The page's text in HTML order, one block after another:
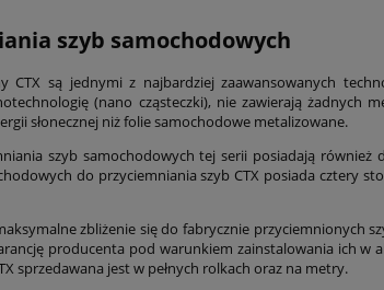
szyb samochodowych
CTX są jednymi z najbardziej zaawansowanych
(nano cząsteczki), nie zawierają żadnych
słonecznej niż folie samochodowe metalizowane.
szyb samochodowych tej serii posiadają również
do przyciemniania szyb CTX posiada cztery
zbliżenie się do fabrycznie przyciemnionych
producenta pod warunkiem zainstalowania ich w
sprzedawana jest w pełnych rolkach oraz na metry.